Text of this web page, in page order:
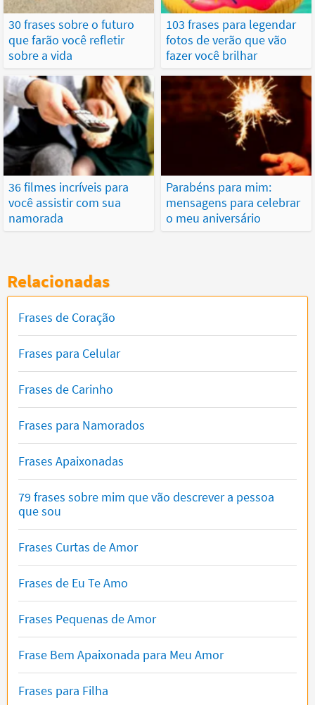
30 frases sobre o futuro
que farão você refletir
sobre a vida
103 frases para legendar
fotos de verão que vão
fazer você brilhar
36 filmes incríveis para
você assistir com sua
namorada
Parabéns para mim:
mensagens para celebrar
o meu aniversário
Relacionadas
Frases de Coração
Frases para Celular
Frases de Carinho
Frases para Namorados
Frases Apaixonadas
79 frases sobre mim que vão descrever a pessoa
que sou
Frases Curtas de Amor
Frases de Eu Te Amo
Frases Pequenas de Amor
Frase Bem Apaixonada para Meu Amor
Frases para Filha